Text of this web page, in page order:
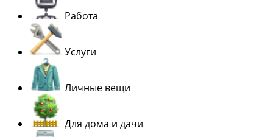
Работа
Услуги
Личные вещи
Для дома и дачи